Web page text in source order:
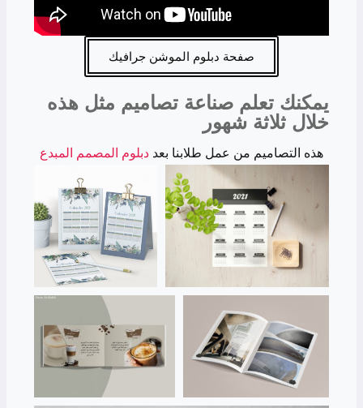
صفحة دبلوم الموشن جرافيك
يمكنك تعلم صناعة تصاميم مثل هذه
خلال ثلاثة شهور
هذه التصاميم من عمل طلابنا بعد دبلوم المصمم المبدع